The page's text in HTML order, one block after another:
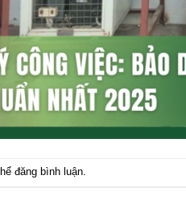
đăng bình luận.